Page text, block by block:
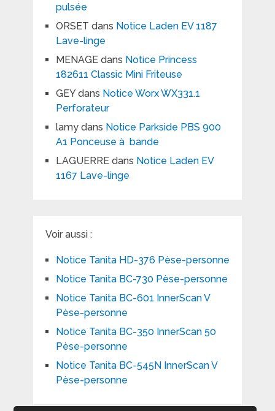
pulsée
ORSET dans Notice Laden EV 1187
Lave-linge
MENAGEdans Notice Princess
182611 Classic Mini Friteuse
GEYdans Notice Worx WX331.1
Perforateur
lamydans Notice Parkside PBS 900
A1 Ponceuse à bande
LAGUERREdans Notice Laden EV
1167 Lave-linge
Voir aussi :
Notice Tanita HD-376 Pèse-personne
Notice Tanita BC-730 Pèse-personne
Notice Tanita BC-601 InnerScan V
Pèse-personne
Notice Tanita BC-350 InnerScan 50
Pèse-personne
Notice Tanita BC-545N InnerScan V
Pèse-personne